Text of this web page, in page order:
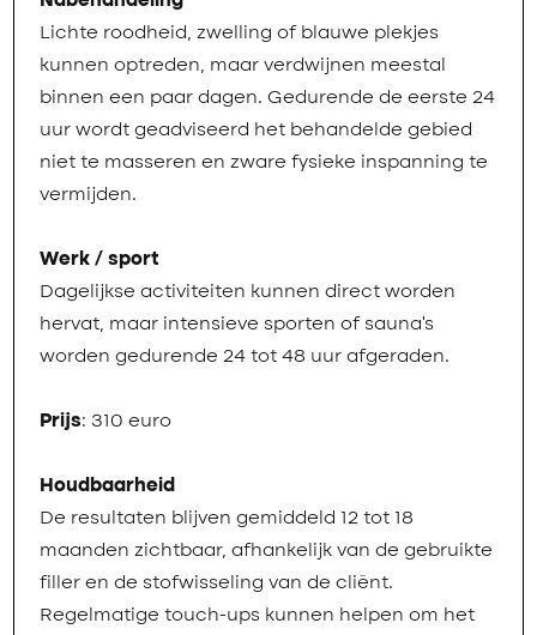
Lichte roodheid, zwelling of blauwe plekjes
kunnen optreden, maar verdwijnen meestal
binnen een paar dagen. Gedurende de eerste 24
uur wordt geadviseerd het behandelde gebied
niet te masseren en zware fysieke inspanning te
vermijden.
Werk / sport
Dagelijkse activiteiten kunnen direct worden
hervat, maar intensieve sporten of sauna’s
worden gedurende 24 tot 48 uur afgeraden.
Prijs: 310 euro
Houdbaarheid
De resultaten blijven gemiddeld 12 tot 18
maanden zichtbaar, afhankelijk van de gebruikte
filler en de stofwisseling van de cliënt.
Regelmatige touch-ups kunnen helpen om het